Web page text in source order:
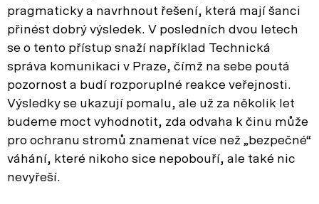
pragmaticky a navrhnout řešení, která mají šanci
přinést dobrý výsledek. V posledních dvou letech
se o tento přístup snaží například Technická
správa komunikaci v Praze, čímž na sebe poutá
pozornost a budí rozporuplné reakce veřejnosti.
Výsledky se ukazují pomalu, ale už za několik let
budeme moct vyhodnotit, zda odvaha k činu může
pro ochranu stromů znamenat více než „bezpečné“
váhání, které nikoho sice nepobouří, ale také nic
nevyřeší.